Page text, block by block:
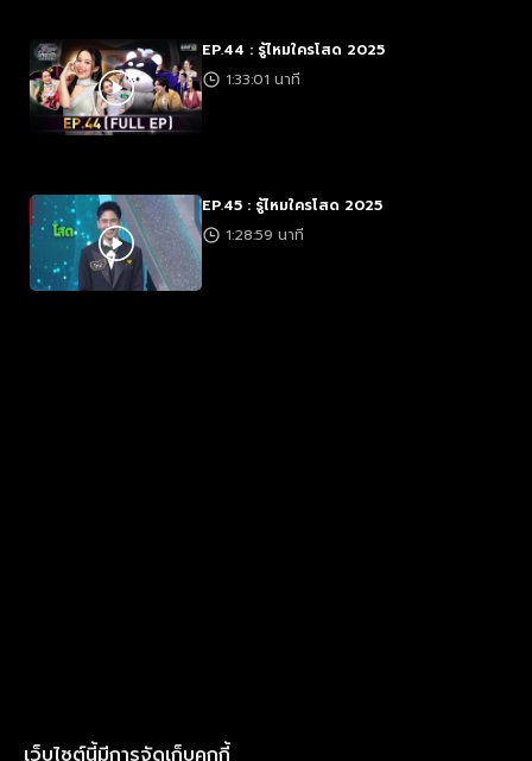
EP.44 : รู้ไหมใครโสด 2025
1:33:01 นาที
EP.45 : รู้ไหมใครโสด 2025
1:28:59 นาที
เว็บไซต์นี้มีการจัดเก็บคุกกี้